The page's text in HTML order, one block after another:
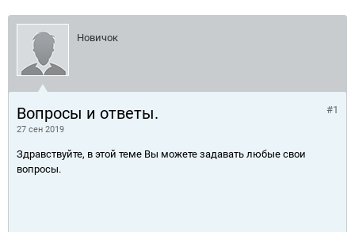
Новичок
Вопросы и ответы.
27 сен 2019
#1
Здравствуйте, в этой теме Вы можете задавать любые свои
вопросы.